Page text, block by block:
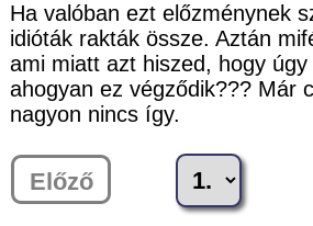
Ha valóban ezt előzménynek
idióták rakták össze. Aztán
ami miatt azt hiszed, hogy
ahogyan ez végződik??? Már
nagyon nincs így.
Előző